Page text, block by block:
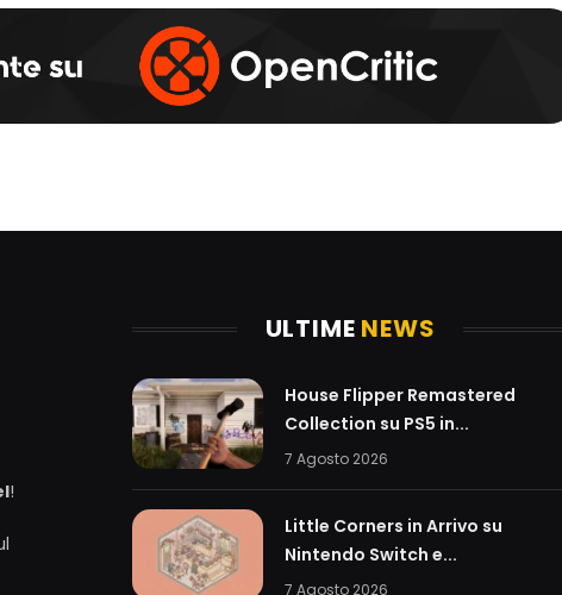
!
ULTIME NEWS
House Flipper Remastered
Collection su PS5 in...
7 Agosto 2026
Little Corners in Arrivo su
Nintendo Switch e...
7 Agosto 2026